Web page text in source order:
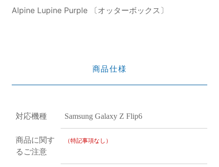
Alpine Lupine Purple 〔オッターボックス〕
商品仕様
対応機種 Samsung Galaxy Z Flip6
商品に関す
るご注意
（特記事項なし）